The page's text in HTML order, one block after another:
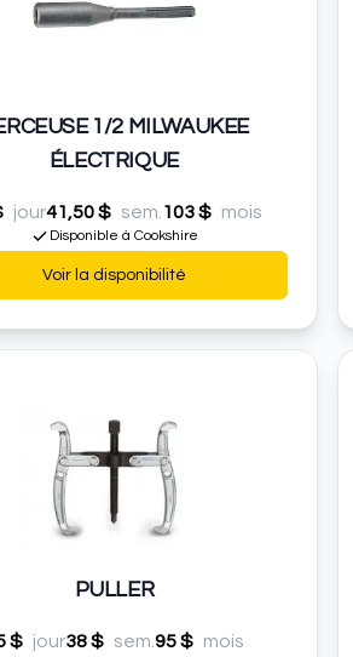
1/2 MILWAUKEE
ÉLECTRIQUE
jour41,50 $ sem. 103 $ mois
Disponible à Cookshire
Voir la disponibilité
PULLER
$ jour38 $ sem. 95 $ mois